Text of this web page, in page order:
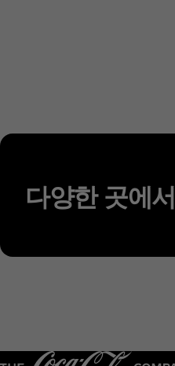
다양한 곳에